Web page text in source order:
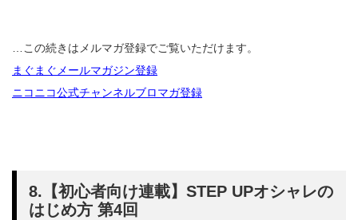
…この続きはメルマガ登録でご覧いただけます。
まぐまぐメールマガジン登録
ニコニコ公式チャンネルブロマガ登録
8.【初心者向け連載】STEP UPオシャレの
はじめ方 第4回